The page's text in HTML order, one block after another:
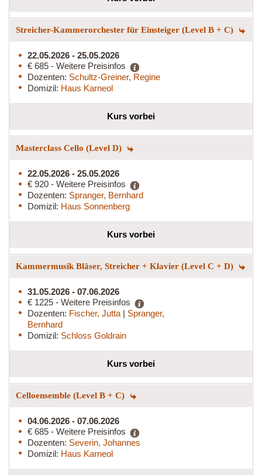
Streicher-Kammerorchester für Einsteiger (Level B + C)
22.05.2026 - 25.05.2026
€ 685 - Weitere Preisinfos
Dozenten: Schultz-Greiner, Regine
Domizil: Haus Karneol
Kurs vorbei
Masterclass Cello (Level D)
22.05.2026 - 25.05.2026
€ 920 - Weitere Preisinfos
Dozenten: Spranger, Bernhard
Domizil: Haus Sonnenberg
Kurs vorbei
Kammermusik Bläser, Streicher + Klavier (Level C + D)
31.05.2026 - 07.06.2026
€ 1225 - Weitere Preisinfos
Dozenten: Fischer, Jutta | Spranger,
Bernhard
Domizil: Schloss Goldrain
Kurs vorbei
Celloensemble (Level B + C)
04.06.2026 - 07.06.2026
€ 685 - Weitere Preisinfos
Dozenten: Severin, Johannes
Domizil: Haus Karneol